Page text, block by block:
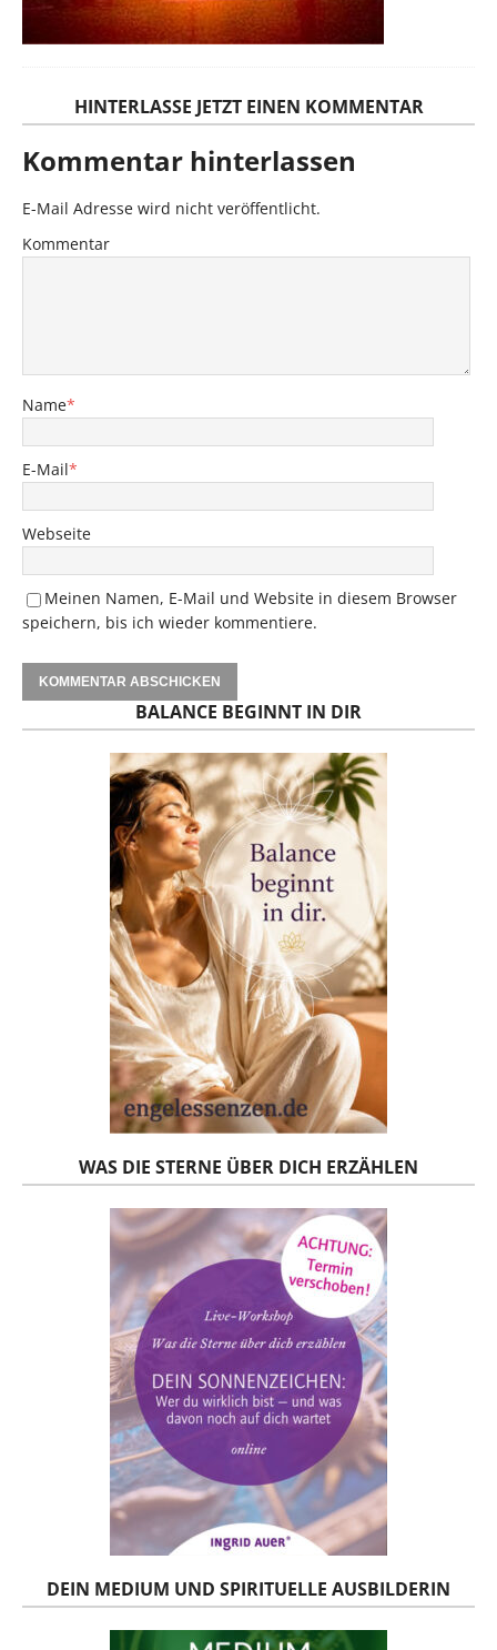
HINTERLASSE JETZT EINEN KOMMENTAR
Kommentar hinterlassen
E-Mail Adresse wird nicht veröffentlicht.
Kommentar
Name*
E-Mail*
Webseite
Meinen Namen, E-Mail und Website in diesem Browser
speichern, bis ich wieder kommentiere.
BALANCE BEGINNT IN DIR
WAS DIE STERNE ÜBER DICH ERZÄHLEN
DEIN MEDIUM UND SPIRITUELLE AUSBILDERIN